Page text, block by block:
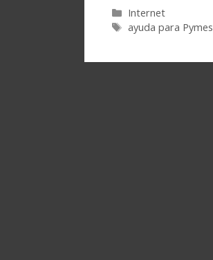
Categorías
Internet
Etiquetas
ayuda para Pymes